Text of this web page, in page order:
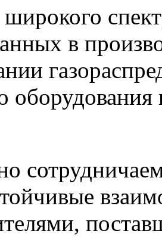
широкого
в
оборудования